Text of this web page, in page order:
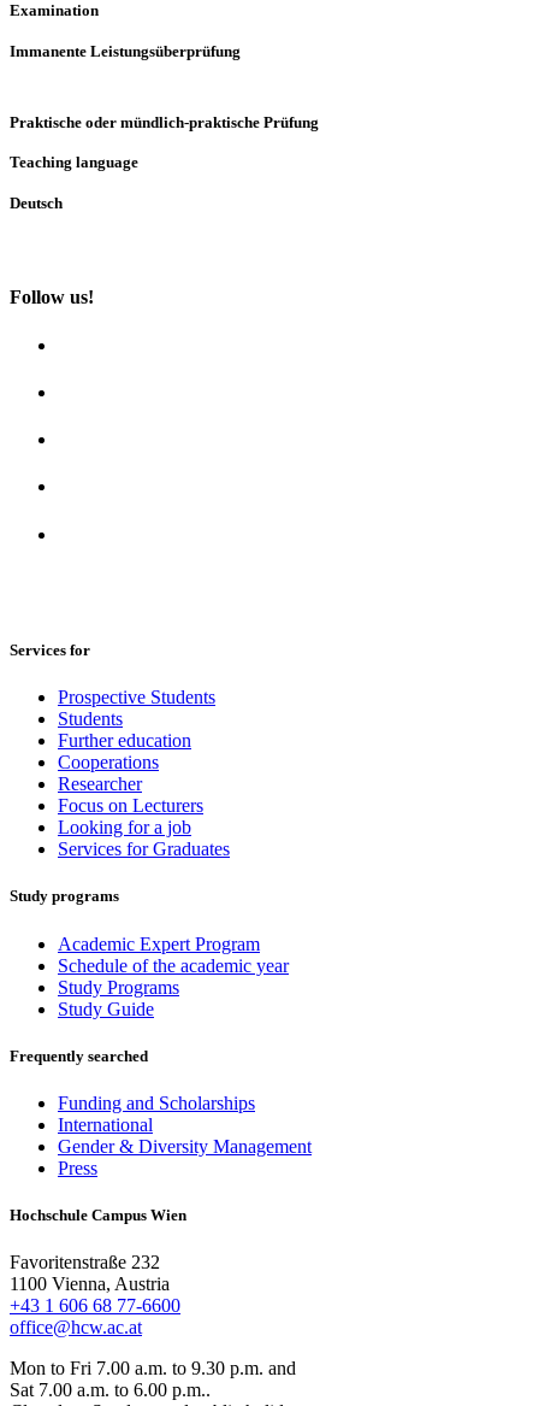
Examination
Immanente Leistungsüberprüfung
Praktische oder mündlich-praktische Prüfung
Teaching language
Deutsch
Follow us!
Services for
Prospective Students
Students
Further education
Cooperations
Researcher
Focus on Lecturers
Looking for a job
Services for Graduates
Study programs
Academic Expert Program
Schedule of the academic year
Study Programs
Study Guide
Frequently searched
Funding and Scholarships
International
Gender & Diversity Management
Press
Hochschule Campus Wien
Favoritenstraße 232
1100 Vienna, Austria
+43 1 606 68 77-6600
office@hcw.ac.at
Mon to Fri 7.00 a.m. to 9.30 p.m. and
Sat 7.00 a.m. to 6.00 p.m..